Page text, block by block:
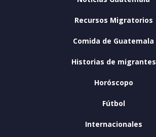
Recursos Migratorios
Comida de Guatemala
Historias de migrantes
Horóscopo
Fútbol
Internacionales